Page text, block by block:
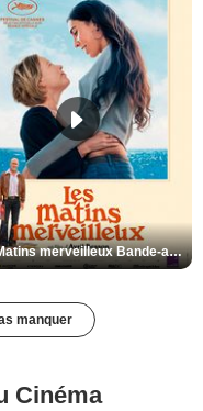
Les Matins merveilleux Bande-annonce VF
manquer
Cinéma